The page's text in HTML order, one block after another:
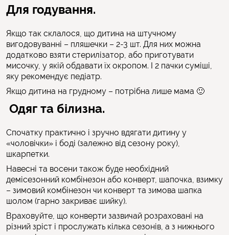
Для годування.
Якщо так склалося, що дитина на штучному
вигодовуванні – пляшечки – 2-3 шт. Для них можна
додатково взяти стерилізатор, або приготувати
мисочку, у якій обдавати їх окропом. І 2 пачки суміші,
яку рекомендує педіатр.
Якщо дитина на грудному – потрібна лише мама 🙂
Одяг та білизна.
Спочатку практично і зручно вдягати дитину у
«чоловічки» і боді (залежно від сезону року),
шкарпетки.
Навесні та восени також буде необхідний
демісезонний комбінезон або конверт, шапочка, взимку
– зимовий комбінезон чи конверт та зимова шапка
шолом (гарно закриває шийку).
Враховуйте, що конверти зазвичай розраховані на
різний зріст і прослужать кілька сезонів, а з нижнього